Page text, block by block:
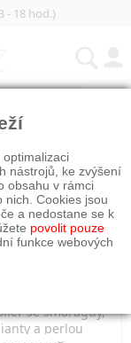
- 18 hod.)
se smaragdy,
a perlou
nástrojů, ke zvýšení
obsahu v rámci
nich. Cookies jsou
a nedostane se k
povolit pouze
funkce webových